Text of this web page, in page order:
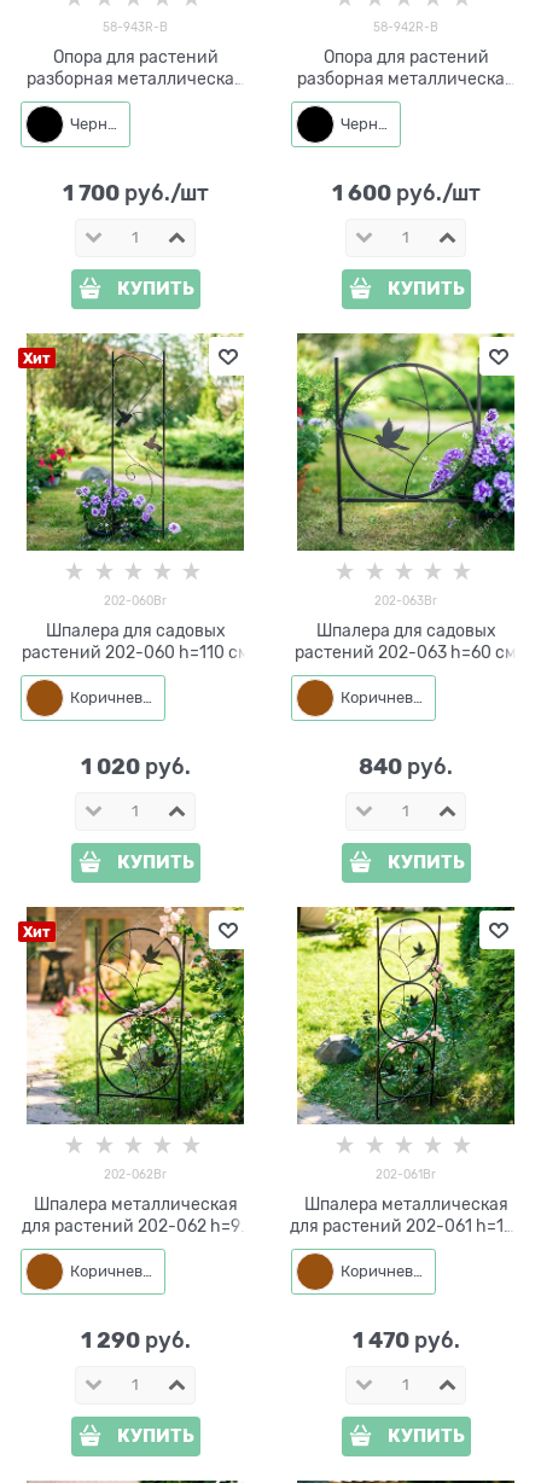
58-943R-B
Опора для растений
разборная металлическая
круглая 58-943R высота 88
Черный
1 700 руб./шт
КУПИТЬ
58-942R-B
Опора для растений
разборная металлическая
круглая 58-942R высота
Черный
1 600 руб./шт
КУПИТЬ
Хит
202-060Br
Шпалера для садовых
растений 202-060 h=110 см
Коричневый
1 020 руб.
КУПИТЬ
202-063Br
Шпалера для садовых
растений 202-063 h=60 см
Коричневый
840 руб.
КУПИТЬ
Хит
202-062Br
Шпалера металлическая
для растений 202-062 h=95
см
Коричневый
1 290 руб.
КУПИТЬ
202-061Br
Шпалера металлическая
для растений 202-061 h=135
см
Коричневый
1 470 руб.
КУПИТЬ